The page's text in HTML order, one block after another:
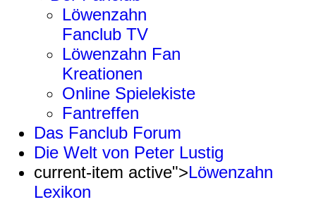
Löwenzahn
Fanclub TV
Löwenzahn Fan
Kreationen
Online Spielekiste
Fantreffen
Das Fanclub Forum
Die Welt von Peter Lustig
current-item active">Löwenzahn
Lexikon